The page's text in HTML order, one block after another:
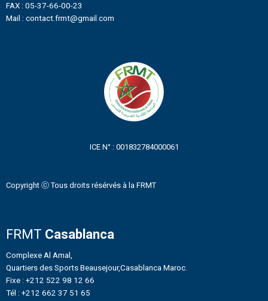
FAX : 05-37-66-00-23
Mail : contact.frmt@gmail.com
ICE N° : 001832784000061
Copyright ⓒ Tous droits résérvés à la FRMT
FRMT Casablanca
Complexe Al Amal,
Quartiers des Sports Beausejour,Casablanca Maroc.
Fixe : +212 522 98 12 66
Tél : +212 662 37 51 65